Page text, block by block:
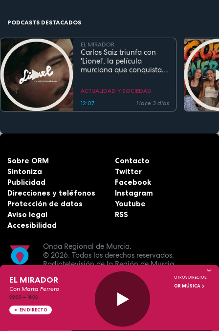
PODCASTS DESTACADOS
EL MIRADOR
Carlos Saiz triunfa con
'Lionel', la película
murciana que conquista
estreno
ACTUALIDAD Y SOCIEDAD
12:07
Hace 3 días
Onda Regional de Murcia.
© 2026. Todos los derechos reservados.
Radiotelevisión de la Región de Murcia.
Sobre ORM
Sintoniza
Publicidad
Direcciones y teléfonos
Protección de datos
Aviso legal
Accesibilidad
Contacto
Twitter
Facebook
Instagram
Youtube
RSS
EL MIRADOR
Con Marta Ferrero
09:00—14:00
EN DIRECTO
OTROS DIRECTOS:
OR MÚSICA